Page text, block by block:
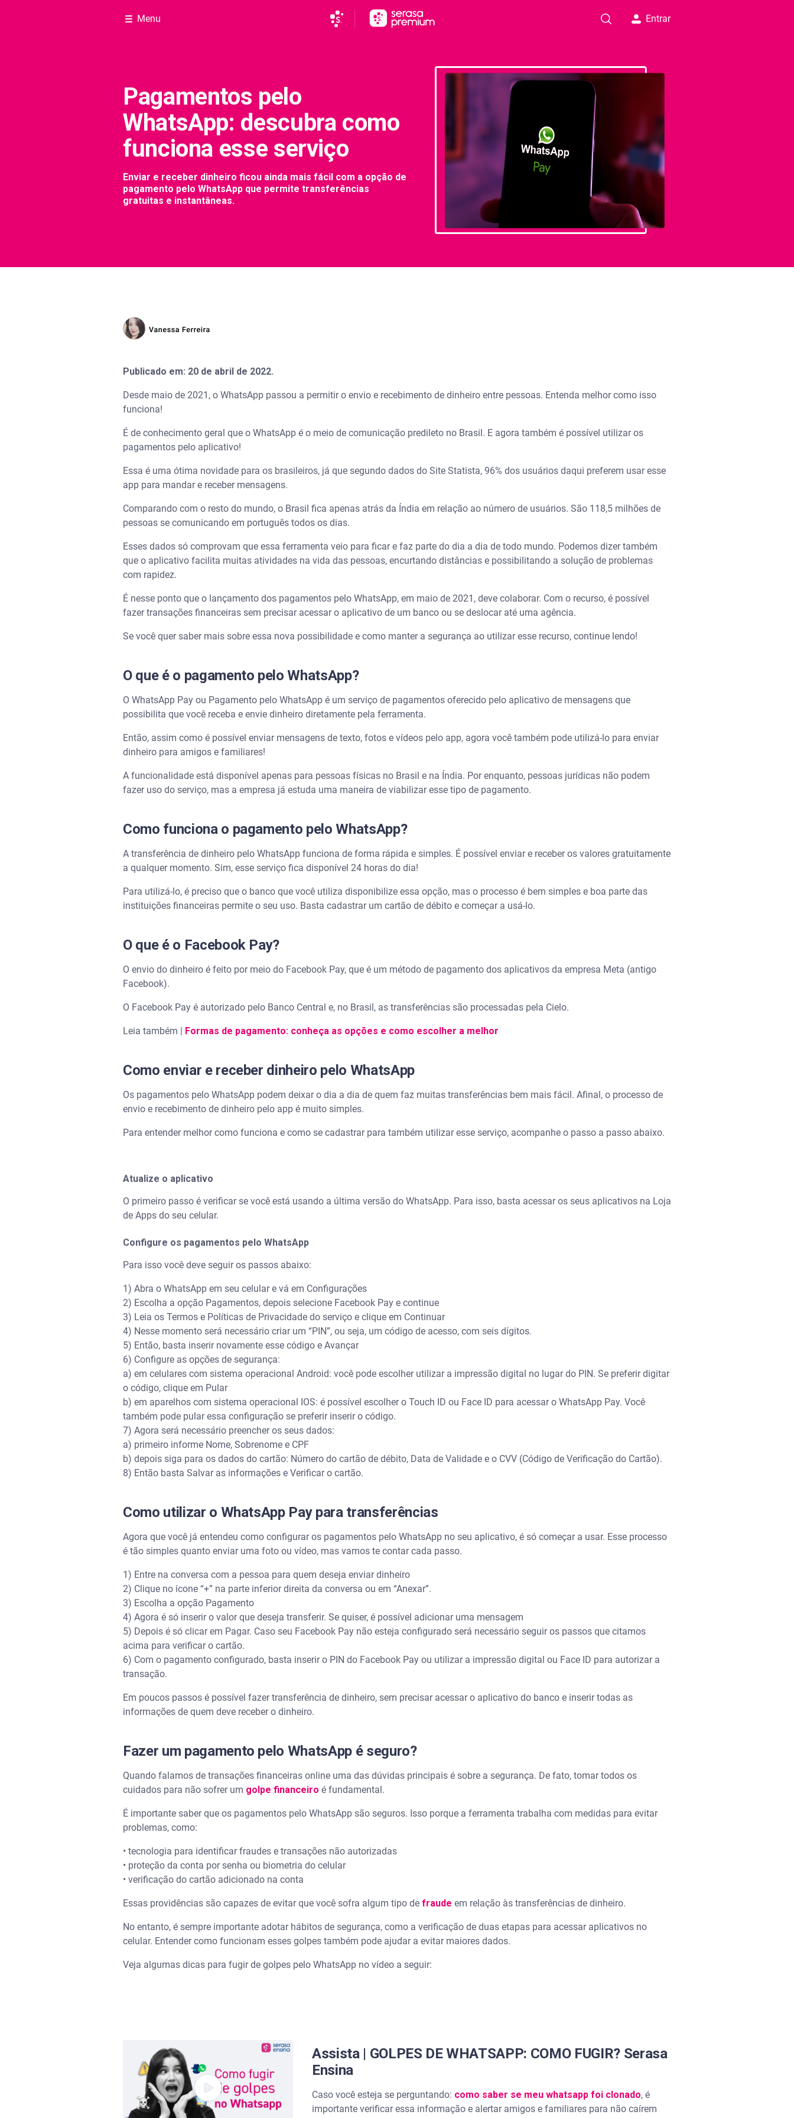
Menu Entrar
Pagamentos pelo
WhatsApp: descubra como
funciona esse serviço
Enviar e receber dinheiro ficou ainda mais fácil com a opção de
pagamento pelo WhatsApp que permite transferências
gratuitas e instantâneas.
Publicado em: 20 de abril de 2022.
Desde maio de 2021, o WhatsApp passou a permitir o envio e recebimento de dinheiro entre pessoas. Entenda melhor como isso
funciona!
É de conhecimento geral que o WhatsApp é o meio de comunicação predileto no Brasil. E agora também é possível utilizar os
pagamentos pelo aplicativo!
Essa é uma ótima novidade para os brasileiros, já que segundo dados do Site Statista, 96% dos usuários daqui preferem usar esse
app para mandar e receber mensagens.
Comparando com o resto do mundo, o Brasil fica apenas atrás da Índia em relação ao número de usuários. São 118,5 milhões de
pessoas se comunicando em português todos os dias.
Esses dados só comprovam que essa ferramenta veio para ficar e faz parte do dia a dia de todo mundo. Podemos dizer também
que o aplicativo facilita muitas atividades na vida das pessoas, encurtando distâncias e possibilitando a solução de problemas
com rapidez.
É nesse ponto que o lançamento dos pagamentos pelo WhatsApp, em maio de 2021, deve colaborar. Com o recurso, é possível
fazer transações financeiras sem precisar acessar o aplicativo de um banco ou se deslocar até uma agência.
Se você quer saber mais sobre essa nova possibilidade e como manter a segurança ao utilizar esse recurso, continue lendo!
O que é o pagamento pelo WhatsApp?
O WhatsApp Pay ou Pagamento pelo WhatsApp é um serviço de pagamentos oferecido pelo aplicativo de mensagens que
possibilita que você receba e envie dinheiro diretamente pela ferramenta.
Então, assim como é possível enviar mensagens de texto, fotos e vídeos pelo app, agora você também pode utilizá-lo para enviar
dinheiro para amigos e familiares!
A funcionalidade está disponível apenas para pessoas físicas no Brasil e na Índia. Por enquanto, pessoas jurídicas não podem
fazer uso do serviço, mas a empresa já estuda uma maneira de viabilizar esse tipo de pagamento.
Como funciona o pagamento pelo WhatsApp?
A transferência de dinheiro pelo WhatsApp funciona de forma rápida e simples. É possível enviar e receber os valores gratuitamente
a qualquer momento. Sim, esse serviço fica disponível 24 horas do dia!
Para utilizá-lo, é preciso que o banco que você utiliza disponibilize essa opção, mas o processo é bem simples e boa parte das
instituições financeiras permite o seu uso. Basta cadastrar um cartão de débito e começar a usá-lo.
O que é o Facebook Pay?
O envio do dinheiro é feito por meio do Facebook Pay, que é um método de pagamento dos aplicativos da empresa Meta (antigo
Facebook).
O Facebook Pay é autorizado pelo Banco Central e, no Brasil, as transferências são processadas pela Cielo.
Leia também | Formas de pagamento: conheça as opções e como escolher a melhor
Como enviar e receber dinheiro pelo WhatsApp
Os pagamentos pelo WhatsApp podem deixar o dia a dia de quem faz muitas transferências bem mais fácil. Afinal, o processo de
envio e recebimento de dinheiro pelo app é muito simples.
Para entender melhor como funciona e como se cadastrar para também utilizar esse serviço, acompanhe o passo a passo abaixo.
Atualize o aplicativo
O primeiro passo é verificar se você está usando a última versão do WhatsApp. Para isso, basta acessar os seus aplicativos na Loja
de Apps do seu celular.
Configure os pagamentos pelo WhatsApp
Para isso você deve seguir os passos abaixo:
1) Abra o WhatsApp em seu celular e vá em Configurações
2) Escolha a opção Pagamentos, depois selecione Facebook Pay e continue
3) Leia os Termos e Políticas de Privacidade do serviço e clique em Continuar
4) Nesse momento será necessário criar um “PIN”, ou seja, um código de acesso, com seis dígitos.
5) Então, basta inserir novamente esse código e Avançar
6) Configure as opções de segurança:
a) em celulares com sistema operacional Android: você pode escolher utilizar a impressão digital no lugar do PIN. Se preferir digitar
o código, clique em Pular
b) em aparelhos com sistema operacional IOS: é possível escolher o Touch ID ou Face ID para acessar o WhatsApp Pay. Você
também pode pular essa configuração se preferir inserir o código.
7) Agora será necessário preencher os seus dados:
a) primeiro informe Nome, Sobrenome e CPF
b) depois siga para os dados do cartão: Número do cartão de débito, Data de Validade e o CVV (Código de Verificação do Cartão).
8) Então basta Salvar as informações e Verificar o cartão.
Como utilizar o WhatsApp Pay para transferências
Agora que você já entendeu como configurar os pagamentos pelo WhatsApp no seu aplicativo, é só começar a usar. Esse processo
é tão simples quanto enviar uma foto ou vídeo, mas vamos te contar cada passo.
1) Entre na conversa com a pessoa para quem deseja enviar dinheiro
2) Clique no ícone “+” na parte inferior direita da conversa ou em “Anexar”.
3) Escolha a opção Pagamento
4) Agora é só inserir o valor que deseja transferir. Se quiser, é possível adicionar uma mensagem
5) Depois é só clicar em Pagar. Caso seu Facebook Pay não esteja configurado será necessário seguir os passos que citamos
acima para verificar o cartão.
6) Com o pagamento configurado, basta inserir o PIN do Facebook Pay ou utilizar a impressão digital ou Face ID para autorizar a
transação.
Em poucos passos é possível fazer transferência de dinheiro, sem precisar acessar o aplicativo do banco e inserir todas as
informações de quem deve receber o dinheiro.
Fazer um pagamento pelo WhatsApp é seguro?
Quando falamos de transações financeiras online uma das dúvidas principais é sobre a segurança. De fato, tomar todos os
cuidados para não sofrer um golpe financeiro é fundamental.
É importante saber que os pagamentos pelo WhatsApp são seguros. Isso porque a ferramenta trabalha com medidas para evitar
problemas, como:
• tecnologia para identificar fraudes e transações não autorizadas
• proteção da conta por senha ou biometria do celular
• verificação do cartão adicionado na conta
Essas providências são capazes de evitar que você sofra algum tipo de fraude em relação às transferências de dinheiro.
No entanto, é sempre importante adotar hábitos de segurança, como a verificação de duas etapas para acessar aplicativos no
celular. Entender como funcionam esses golpes também pode ajudar a evitar maiores dados.
Veja algumas dicas para fugir de golpes pelo WhatsApp no vídeo a seguir:
Assista | GOLPES DE WHATSAPP: COMO FUGIR? Serasa
Ensina
Caso você esteja se perguntando: como saber se meu whatsapp foi clonado, é
importante verificar essa informação e alertar amigos e familiares para não caírem